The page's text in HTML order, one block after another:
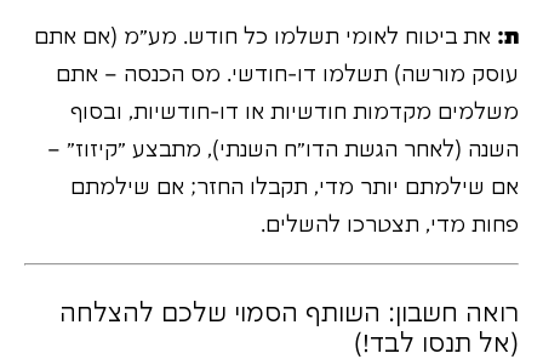
ת: את ביטוח לאומי תשלמו כל חודש. מע"מ (אם אתם
עוסק מורשה) תשלמו דו-חודשי. מס הכנסה – אתם
משלמים מקדמות חודשיות או דו-חודשיות, ובסוף
השנה (לאחר הגשת הדו"ח השנתי), מתבצע "קיזוז" –
אם שילמתם יותר מדי, תקבלו החזר; אם שילמתם
פחות מדי, תצטרכו להשלים.
רואה חשבון: השותף הסמוי שלכם להצלחה
(אל תנסו לבד!)